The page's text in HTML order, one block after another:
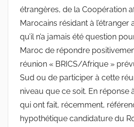
étrangères, de la Coopération
Marocains résidant à l’étranger
qu’il n’a jamais été question
Maroc de répondre
réunion « BRICS/Afrique »
Sud ou de participer à cette
niveau que ce soit. En réponse
qui ont fait, récemment,
hypothétique candidature du